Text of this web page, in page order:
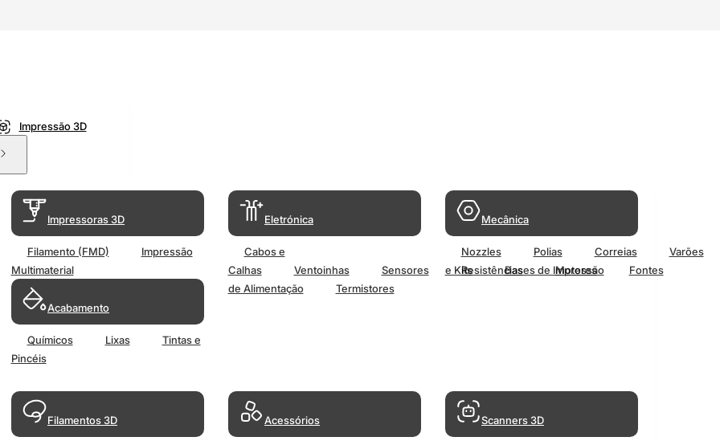
Impressão 3D
Impressoras 3D
Filamento (FMD)
Impressão
Multimaterial
Acabamento
Químicos Lixas
Tintas e
Pincéis
Eletrónica
Cabos e
Calhas
Ventoinhas Sensores Resistências Motores
Fontes
de Alimentação
Termistores
Mecânica
Nozzles Polias Correias
Varões
e Kits
Bases de Impressão
Filamentos 3D Acessórios Scanners 3D